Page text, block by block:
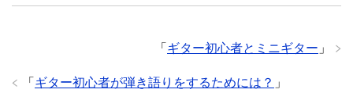
「 ギター初心者とミニギター 」
「 ギター初心者が弾き語りをするためには？ 」